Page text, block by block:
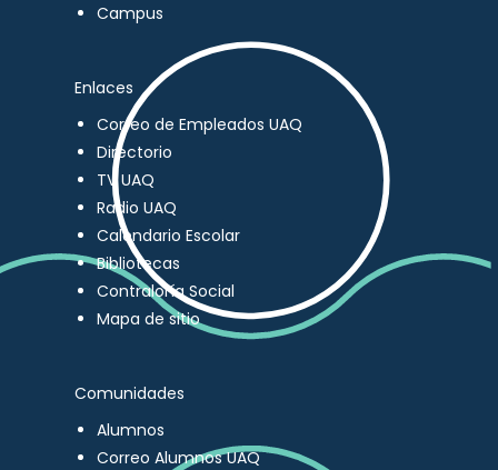
Campus
Enlaces
Correo de Empleados UAQ
Directorio
TV UAQ
Radio UAQ
Calendario Escolar
Bibliotecas
Contraloría Social
Mapa de sitio
Comunidades
Alumnos
Correo Alumnos UAQ